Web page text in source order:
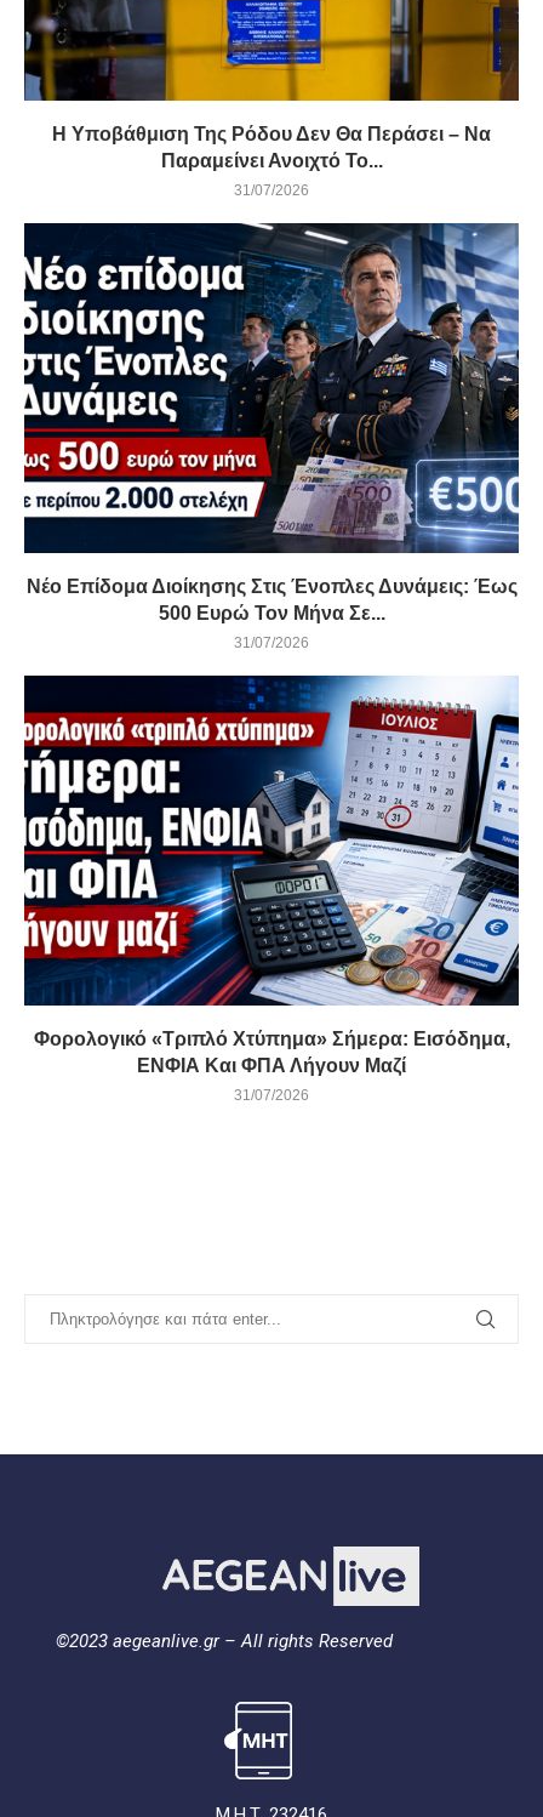
Η Υποβάθμιση Της Ρόδου Δεν Θα Περάσει – Να
Παραμείνει Ανοιχτό Το...
31/07/2026
Νέο Επίδομα Διοίκησης Στις Ένοπλες Δυνάμεις: Έως
500 Ευρώ Τον Μήνα Σε...
31/07/2026
Φορολογικό «τριπλό Χτύπημα» Σήμερα: Εισόδημα,
ΕΝΦΙΑ Και ΦΠΑ Λήγουν Μαζί
31/07/2026
©2023 aegeanlive.gr – All rights Reserved